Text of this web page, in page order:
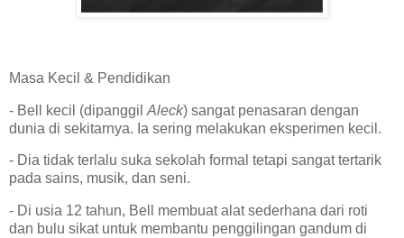
Masa Kecil & Pendidikan
- Bell kecil (dipanggil Aleck) sangat penasaran dengan
dunia di sekitarnya. Ia sering melakukan eksperimen kecil.
- Dia tidak terlalu suka sekolah formal tetapi sangat tertarik
pada sains, musik, dan seni.
- Di usia 12 tahun, Bell membuat alat sederhana dari roti
dan bulu sikat untuk membantu penggilingan gandum di